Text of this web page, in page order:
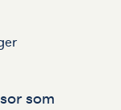
som